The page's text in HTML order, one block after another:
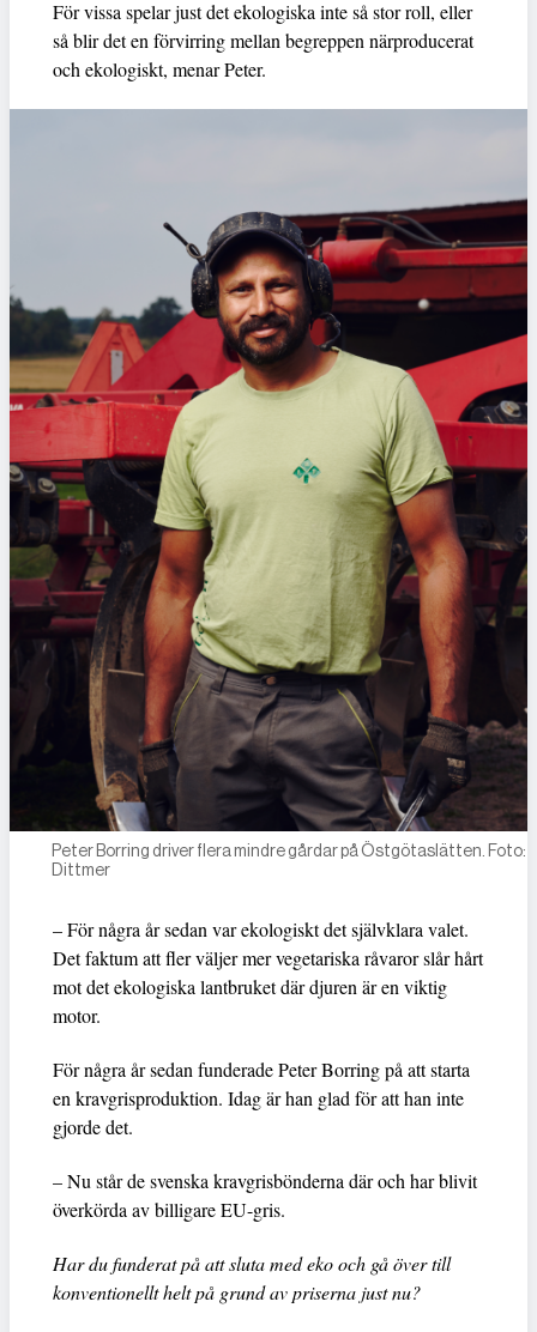
För vissa spelar just det ekologiska inte så stor roll, eller
så blir det en förvirring mellan begreppen närproducerat
och ekologiskt, menar Peter.
Peter Borring driver flera mindre gårdar på Östgötaslätten. Foto:
Dittmer
– För några år sedan var ekologiskt det självklara valet.
Det faktum att fler väljer mer vegetariska råvaror slår hårt
mot det ekologiska lantbruket där djuren är en viktig
motor.
För några år sedan funderade Peter Borring på att starta
en kravgrisproduktion. Idag är han glad för att han inte
gjorde det.
– Nu står de svenska kravgrisbönderna där och har blivit
överkörda av billigare EU-gris.
Har du funderat på att sluta med eko och gå över till
konventionellt helt på grund av priserna just nu?